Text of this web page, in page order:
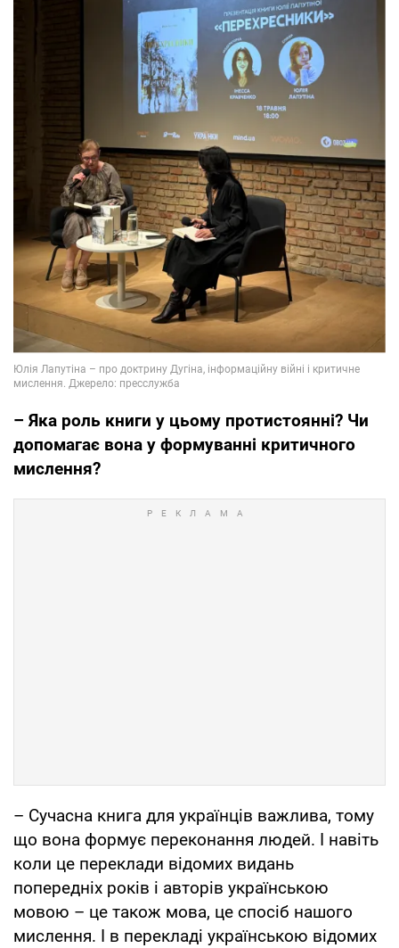
– Яка роль книги у цьому протистоянні? Чи
допомагає вона у формуванні критичного
мислення?
– Сучасна книга для українців важлива, тому
що вона формує переконання людей. І навіть
коли це переклади відомих видань
попередніх років і авторів українською
мовою – це також мова, це спосіб нашого
мислення. І в перекладі українською відомих